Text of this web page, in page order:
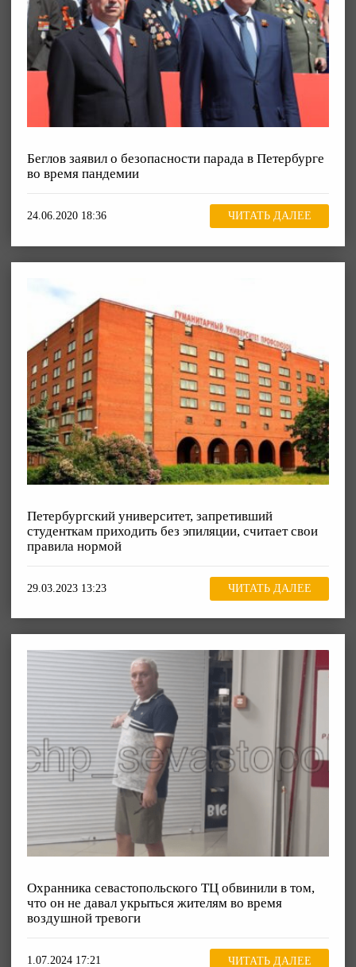
Беглов заявил о безопасности парада в Петербурге
во время пандемии
24.06.2020 18:36 ЧИТАТЬ ДАЛЕЕ
Петербургский университет, запретивший
студенткам приходить без эпиляции, считает свои
правила нормой
29.03.2023 13:23 ЧИТАТЬ ДАЛЕЕ
Охранника севастопольского ТЦ обвинили в том,
что он не давал укрыться жителям во время
воздушной тревоги
1.07.2024 17:21 ЧИТАТЬ ДАЛЕЕ